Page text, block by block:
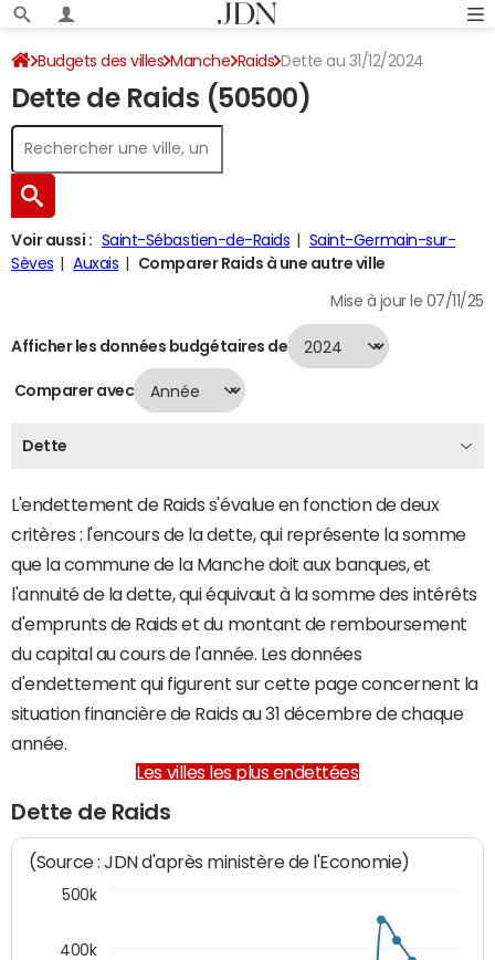
Budgets des villes Manche Raids Dette au 31/12/2024
Dette de Raids (50500)
Voir aussi : Saint-Sébastien-de-Raids
Saint-Germain-sur-
Sèves
Auxais Comparer Raids à une autre ville
Mise à jour le 07/11/25
Afficher les données budgétaires de
Comparer avec
Dette
L'endettement de Raids s'évalue en fonction de deux
critères : l'encours de la dette, qui représente la somme
que la commune de la Manche doit aux banques, et
l'annuité de la dette, qui équivaut à la somme des intérêts
d'emprunts de Raids et du montant de remboursement
du capital au cours de l'année. Les données
d'endettement qui figurent sur cette page concernent la
situation financière de Raids au 31 décembre de chaque
année.
Les villes les plus endettées
Dette de Raids
(Source : JDN d'après ministère de l'Economie)
400k
500k